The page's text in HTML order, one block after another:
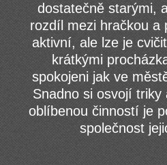
dostatečně starými,
rozdíl mezi hračkou a
aktivní, ale lze je
krátkými
spokojeni jak ve
Snadno si osvojí triky
oblíbenou činností je
společnost